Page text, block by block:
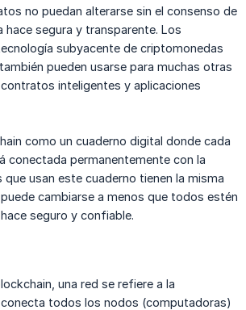
no puedan alterarse sin el consenso de
hace segura y transparente. Los
subyacente de criptomonedas
pueden usarse para muchas otras
inteligentes y aplicaciones
como un cuaderno digital donde cada
conectada permanentemente con la
usan este cuaderno tienen la misma
cambiarse a menos que todos estén
seguro y confiable.
una red se refiere a la
todos los nodos (computadoras)